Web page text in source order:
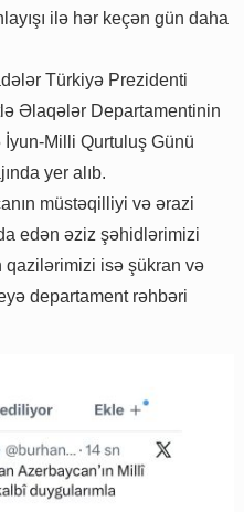
ilə hər keçən gün daha
Türkiyə Prezidenti
Əlaqələr Departamentinin
İyun-Milli Qurtuluş Günü
yer alıb.
müstəqilliyi və ərazi
edən əziz şəhidlərimizi
qazilərimizi isə şükran və
departament rəhbəri